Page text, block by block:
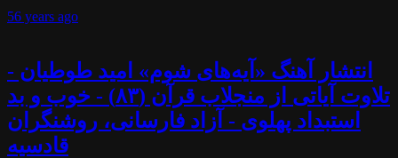
56 years ago
انتشار آهنگ «آیه‌های شوم» امید طوطیان -
تلاوت آیاتی از منجلاب قرآن (۸۳) - خوب و بد
استبداد پهلوی - آزاد فارسانی، روشنگران
قادسیه